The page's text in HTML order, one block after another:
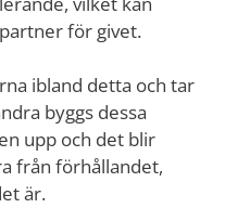
för givet.
ibland detta och tar
byggs dessa
upp och det blir
från förhållandet,
är.